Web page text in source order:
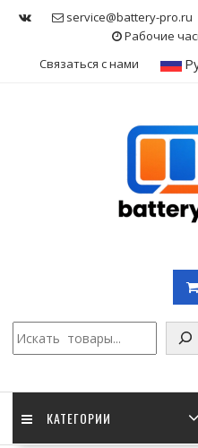
service@battery-pro.ru
Рабочие
Связаться с нами
КАТЕГОРИИ